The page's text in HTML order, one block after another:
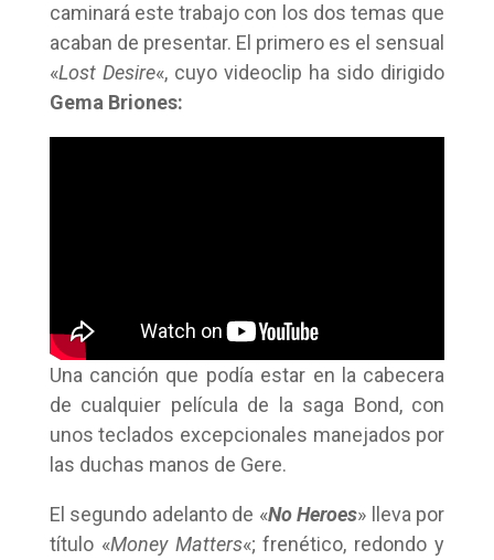
caminará este trabajo con los dos temas que
acaban de presentar. El primero es el sensual
«Lost Desire«, cuyo videoclip ha sido dirigido
Gema Briones:
Una canción que podía estar en la cabecera
de cualquier película de la saga Bond, con
unos teclados excepcionales manejados por
las duchas manos de Gere.
El segundo adelanto de «No Heroes» lleva por
título «Money Matters«; frenético, redondo y